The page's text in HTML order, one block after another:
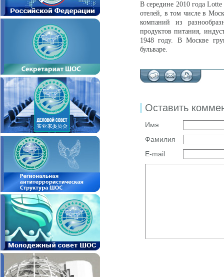
В середине 2010 года Lotte
отелей, в том числе в
компаний из
продуктов питания,
1948 году. В Москве
бульваре.
Оставить
Имя
Фамилия
E-mail